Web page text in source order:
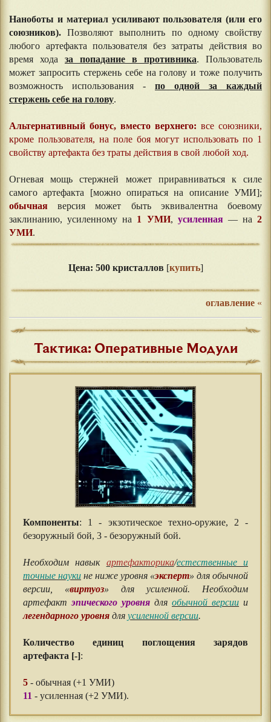
Наноботы и материал усиливают пользователя (или его
союзников). Позволяют выполнить по одному свойству
любого артефакта пользователя без затраты действия во
время хода за попадание в противника. Пользователь
может запросить стержень себе на голову и тоже получить
возможность использования - по одной за каждый
стержень себе на голову.
Альтернативный бонус, вместо верхнего: все союзники,
кроме пользователя, на поле боя могут использовать по 1
свойству артефакта без траты действия в свой любой ход.
Огневая мощь стержней может приравниваться к силе
самого артефакта [можно опираться на описание УМИ];
обычная версия может быть эквивалентна боевому
заклинанию, усиленному на 1 УМИ, усиленная— на 2
УМИ.
Цена: 500 кристаллов [купить]
оглавление «
Тактика: Оперативные Модули
Компоненты: 1 - экзотическое техно-оружие, 2 -
безоружный бой, 3 - безоружный бой.
Необходим навык артефакторика/естественные и
точные науки не ниже уровня «эксперт» для обычной
версии, «виртуоз» для усиленной. Необходим
артефактэпического уровня дляобычной версии и
легендарного уровнядля усиленной версии.
Количество единиц поглощения зарядов
артефакта [-]:
5- обычная (+1 УМИ)
11- усиленная (+2 УМИ).